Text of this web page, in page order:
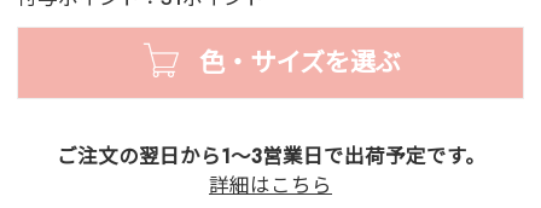
色・サイズを選ぶ
ご注文の翌日から1～3営業日で出荷予定です。
詳細はこちら